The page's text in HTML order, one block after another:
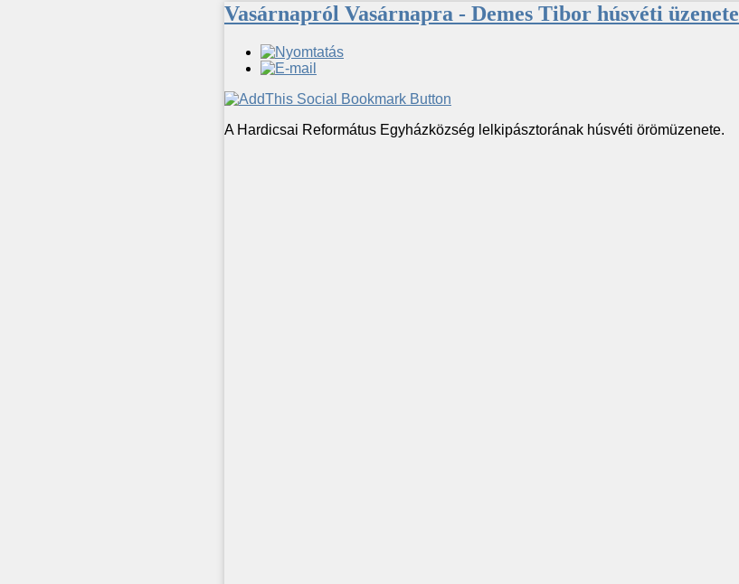
Vasárnapról Vasárnapra - Demes Tibor húsvéti üzenete
A Hardicsai Református Egyházközség lelkipásztorának húsvéti örömüzenete.